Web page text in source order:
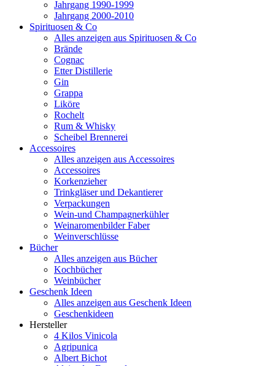
Jahrgang 1990-1999
Jahrgang 2000-2010
Spirituosen & Co
Alles anzeigen aus Spirituosen & Co
Brände
Cognac
Etter Distillerie
Gin
Grappa
Liköre
Rochelt
Rum & Whisky
Scheibel Brennerei
Accessoires
Alles anzeigen aus Accessoires
Accessoires
Korkenzieher
Trinkgläser und Dekantierer
Verpackungen
Wein-und Champagnerkühler
Weinaromenbilder Faber
Weinverschlüsse
Bücher
Alles anzeigen aus Bücher
Kochbücher
Weinbücher
Geschenk Ideen
Alles anzeigen aus Geschenk Ideen
Geschenkideen
Hersteller
4 Kilos Vinicola
Agripunica
Albert Bichot